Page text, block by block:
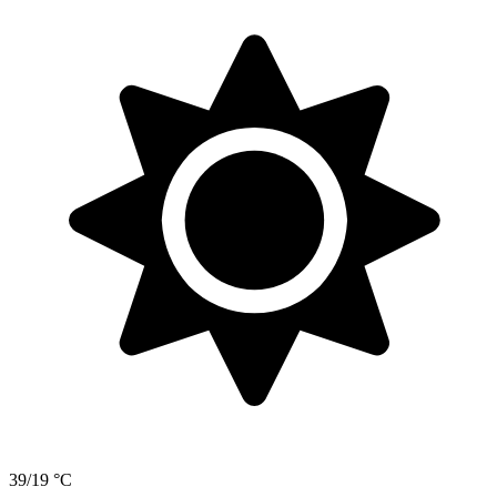
39/19 °C